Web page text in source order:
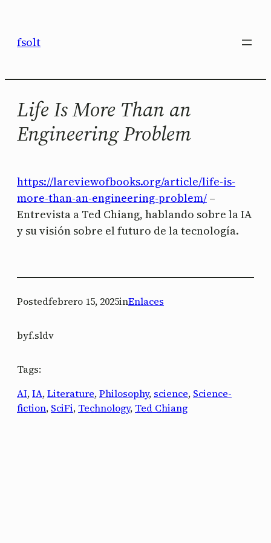
contenido
fsolt
Life Is More Than an
Engineering Problem
https://lareviewofbooks.org/article/life-is-
more-than-an-engineering-problem/ –
Entrevista a Ted Chiang, hablando sobre la IA
y su visión sobre el futuro de la tecnología.
Postedfebrero 15, 2025inEnlaces
byf.sldv
Tags:
AI, IA, Literature, Philosophy, science, Science-
fiction, SciFi, Technology, Ted Chiang